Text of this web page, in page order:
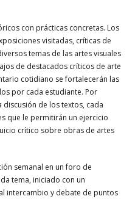
con prácticas concretas. Los
visitadas, críticas de
temas de las artes visuales
de destacados críticos de arte
cotidiano se fortalecerán las
por cada estudiante. Por
de los textos, cada
que le permitirán un ejercicio
crítico sobre obras de artes
semanal en un foro de
tema, iniciado con un
intercambio y debate de puntos